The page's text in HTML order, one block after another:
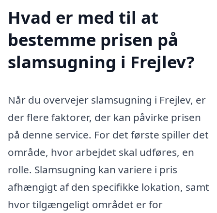
Hvad er med til at
bestemme prisen på
slamsugning i Frejlev?
Når du overvejer slamsugning i Frejlev, er
der flere faktorer, der kan påvirke prisen
på denne service. For det første spiller det
område, hvor arbejdet skal udføres, en
rolle. Slamsugning kan variere i pris
afhængigt af den specifikke lokation, samt
hvor tilgængeligt området er for